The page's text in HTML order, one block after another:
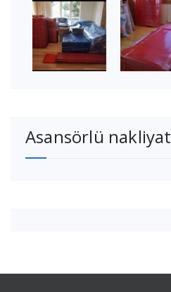
Asansörlü nakliyat